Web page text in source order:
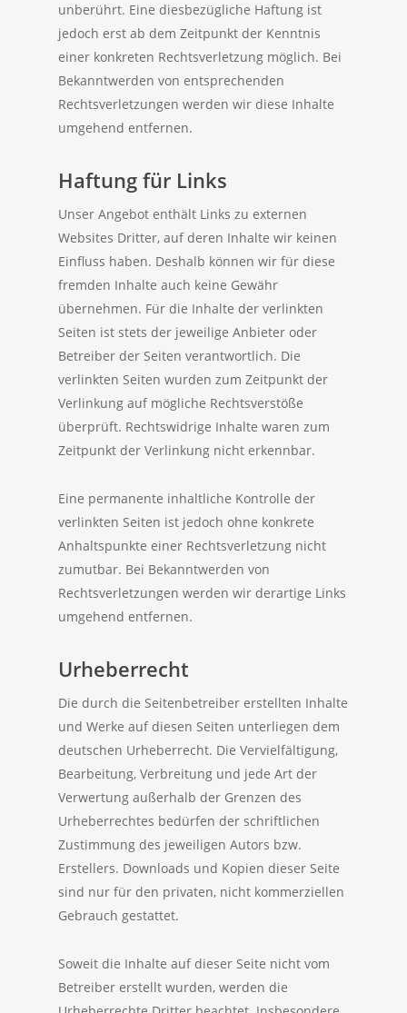
unberührt. Eine diesbezügliche Haftung ist
jedoch erst ab dem Zeitpunkt der Kenntnis
einer konkreten Rechtsverletzung möglich. Bei
Bekanntwerden von entsprechenden
Rechtsverletzungen werden wir diese Inhalte
umgehend entfernen.
Haftung für Links
Unser Angebot enthält Links zu externen
Websites Dritter, auf deren Inhalte wir keinen
Einfluss haben. Deshalb können wir für diese
fremden Inhalte auch keine Gewähr
übernehmen. Für die Inhalte der verlinkten
Seiten ist stets der jeweilige Anbieter oder
Betreiber der Seiten verantwortlich. Die
verlinkten Seiten wurden zum Zeitpunkt der
Verlinkung auf mögliche Rechtsverstöße
überprüft. Rechtswidrige Inhalte waren zum
Zeitpunkt der Verlinkung nicht erkennbar.
Eine permanente inhaltliche Kontrolle der
verlinkten Seiten ist jedoch ohne konkrete
Anhaltspunkte einer Rechtsverletzung nicht
zumutbar. Bei Bekanntwerden von
Rechtsverletzungen werden wir derartige Links
umgehend entfernen.
Urheberrecht
Die durch die Seitenbetreiber erstellten Inhalte
und Werke auf diesen Seiten unterliegen dem
deutschen Urheberrecht. Die Vervielfältigung,
Bearbeitung, Verbreitung und jede Art der
Verwertung außerhalb der Grenzen des
Urheberrechtes bedürfen der schriftlichen
Zustimmung des jeweiligen Autors bzw.
Erstellers. Downloads und Kopien dieser Seite
sind nur für den privaten, nicht kommerziellen
Gebrauch gestattet.
Soweit die Inhalte auf dieser Seite nicht vom
Betreiber erstellt wurden, werden die